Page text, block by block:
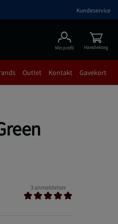
Kundeservice
Min profil Handlekorg
Outlet Kontakt Gavekort
3 anmeldelser